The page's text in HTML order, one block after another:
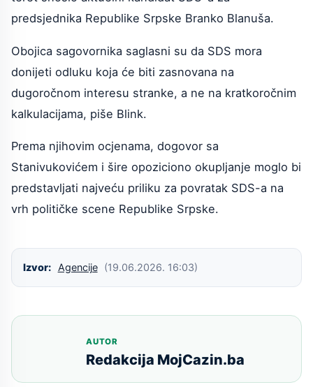
predsjednika Republike Srpske Branko Blanuša.
Obojica sagovornika saglasni su da SDS mora
donijeti odluku koja će biti zasnovana na
dugoročnom interesu stranke, a ne na kratkoročnim
kalkulacijama, piše Blink.
Prema njihovim ocjenama, dogovor sa
Stanivukovićem i šire opoziciono okupljanje moglo bi
predstavljati najveću priliku za povratak SDS-a na
vrh političke scene Republike Srpske.
Izvor: Agencije (19.06.2026. 16:03)
AUTOR
Redakcija MojCazin.ba